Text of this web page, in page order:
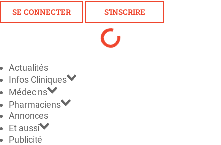
SE CONNECTER S'INSCRIRE
Actualités
Infos Cliniques
Médecins
Pharmaciens
Annonces
Et aussi
Publicité